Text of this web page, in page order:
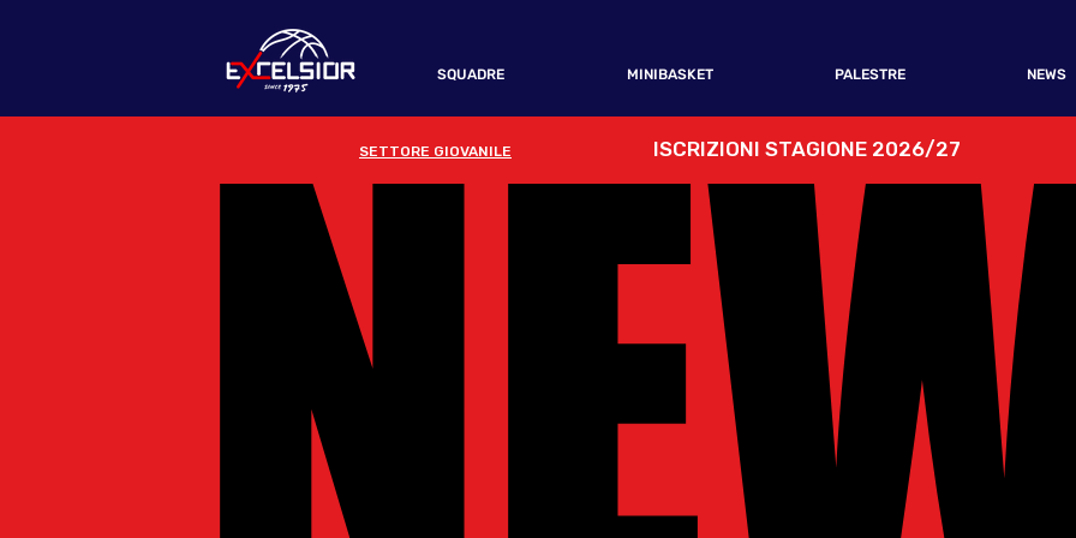
SQUADRE MINIBASKET PALESTRE NEWS
SETTORE GIOVANILE ISCRIZIONI STAGIONE 2026/27